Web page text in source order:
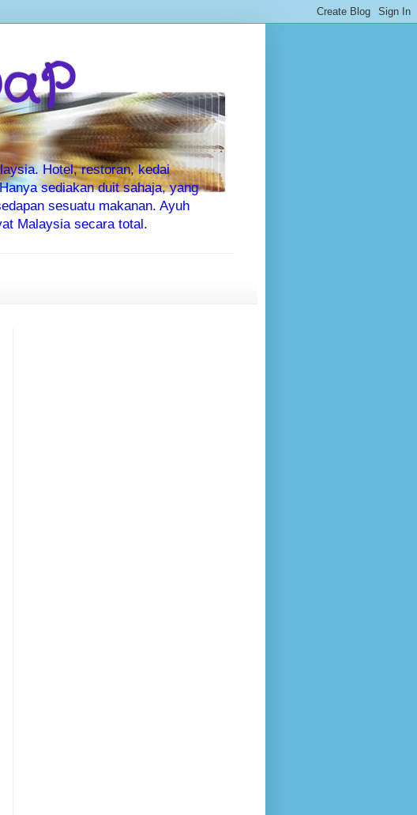
Hotel, restoran, kedai
sediakan duit sahaja, yang
sesuatu makanan. Ayuh
Malaysia secara total.